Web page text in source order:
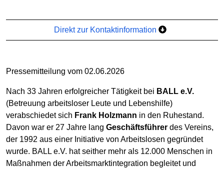
Direkt zur Kontaktinformation
Pressemitteilung vom 02.06.2026
Nach 33 Jahren erfolgreicher Tätigkeit bei BALL e.V.
(Betreuung arbeitsloser Leute und Lebenshilfe)
verabschiedet sich Frank Holzmann in den Ruhestand.
Davon war er 27 Jahre lang Geschäftsführer des Vereins,
der 1992 aus einer Initiative von Arbeitslosen gegründet
wurde. BALL e.V. hat seither mehr als 12.000 Menschen in
Maßnahmen der Arbeitsmarktintegration begleitet und